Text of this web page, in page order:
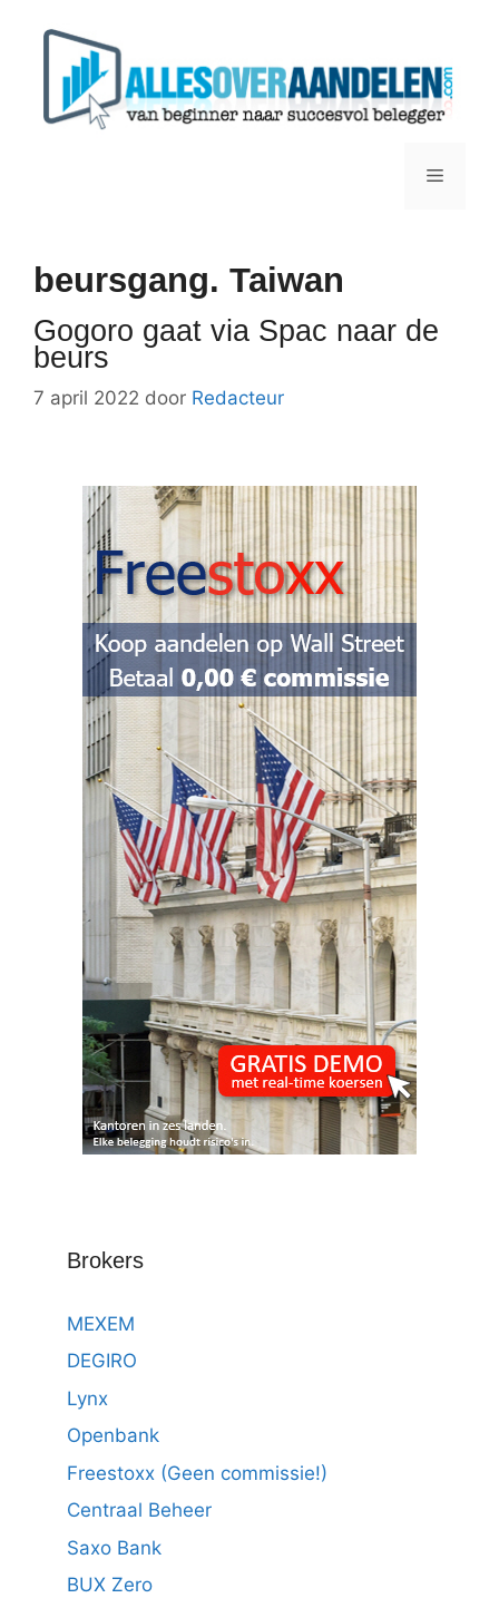
Menu
beursgang. Taiwan
Gogoro gaat via Spac naar de
beurs
7 april 2022 door Redacteur
Brokers
MEXEM
DEGIRO
Lynx
Openbank
Freestoxx (Geen commissie!)
Centraal Beheer
Saxo Bank
BUX Zero